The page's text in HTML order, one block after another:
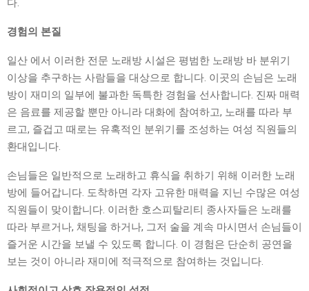
다.
경험의 본질
일산 에서 이러한 전문 노래방 시설은 평범한 노래방 바 분위기
이상을 추구하는 사람들을 대상으로 합니다. 이곳의 손님은 노래
방이 재미의 일부에 불과한 독특한 경험을 선사합니다. 진짜 매력
은 음료를 제공할 뿐만 아니라 대화에 참여하고, 노래를 따라 부
르고, 즐겁고 때로는 유혹적인 분위기를 조성하는 여성 직원들의
환대입니다.
손님들은 일반적으로 노래하고 휴식을 취하기 위해 이러한 노래
방에 들어갑니다. 도착하면 각자 고유한 매력을 지닌 수많은 여성
직원들이 맞이합니다. 이러한 호스피탈리티 종사자들은 노래를
따라 부르거나, 채팅을 하거나, 그저 술을 계속 마시면서 손님들이
즐거운 시간을 보낼 수 있도록 합니다. 이 경험은 단순히 공연을
보는 것이 아니라 재미에 적극적으로 참여하는 것입니다.